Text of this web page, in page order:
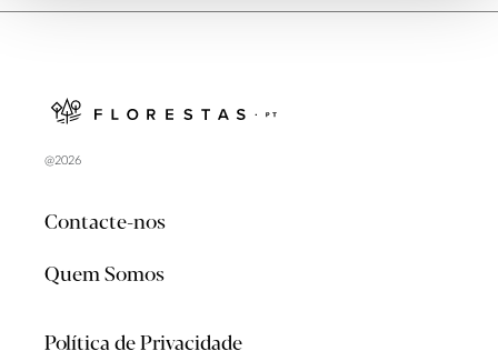
@2026
Contacte-nos
Quem Somos
Política de Privacidade